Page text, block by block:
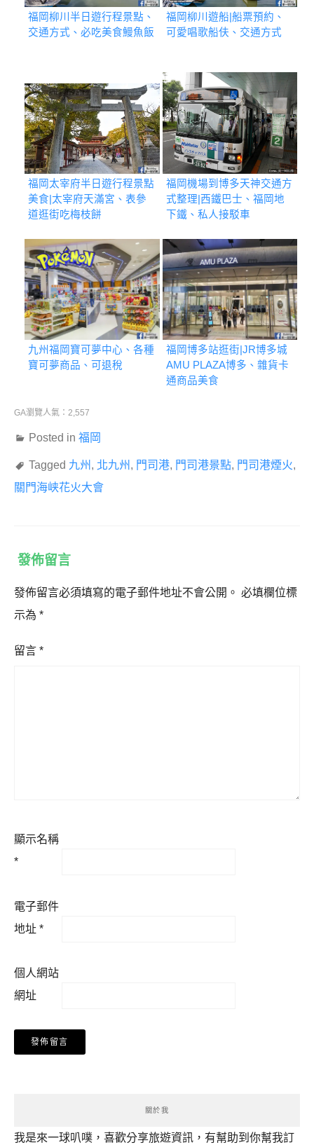
福岡柳川半日遊行程景點、
交通方式、必吃美食鰻魚飯
福岡柳川遊船|船票預約、
可愛唱歌船伕、交通方式
福岡太宰府半日遊行程景點
美食|太宰府天滿宮、表參
道逛街吃梅枝餅
福岡機場到博多天神交通方
式整理|西鐵巴士、福岡地
下鐵、私人接駁車
九州福岡寶可夢中心、各種
寶可夢商品、可退稅
福岡博多站逛街|JR博多城
AMU PLAZA博多、雜貨卡
通商品美食
GA瀏覽人氣：2,557
Posted in 福岡
Tagged 九州 , 北九州 , 門司港, 門司港景點, 門司港煙火,
關門海峡花火大會
發佈留言
發佈留言必須填寫的電子郵件地址不會公開。 必填欄位標
示為 *
留言 *
顯示名稱
*
電子郵件
地址 *
個人網站
網址
關於我
我是來一球叭噗，喜歡分享旅遊資訊，有幫助到你幫我訂